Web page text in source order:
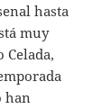
hasta
muy
han